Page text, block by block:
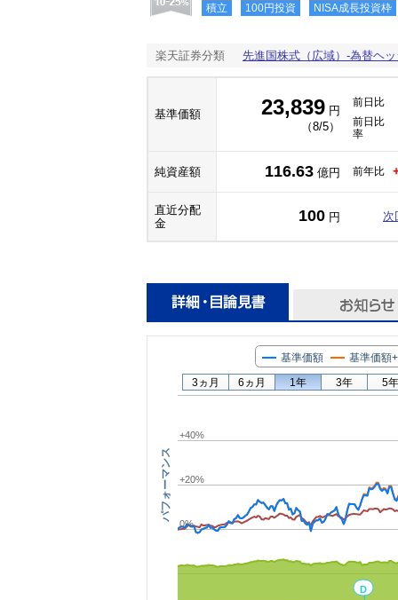
積立 100円投資 NISA成長投資枠
楽天証券分類 先進国株式（広域）-為替ヘ
基準価額 23,839 円
（8/5）
前日比
前日比
率
純資産額 116.63 億円 前年比
直近分配
金
100 円 次
パフォーマンス
D
基準価額 基準価額
0%
+20%
+40%
3ヵ月 6ヵ月 1年 3年 5年